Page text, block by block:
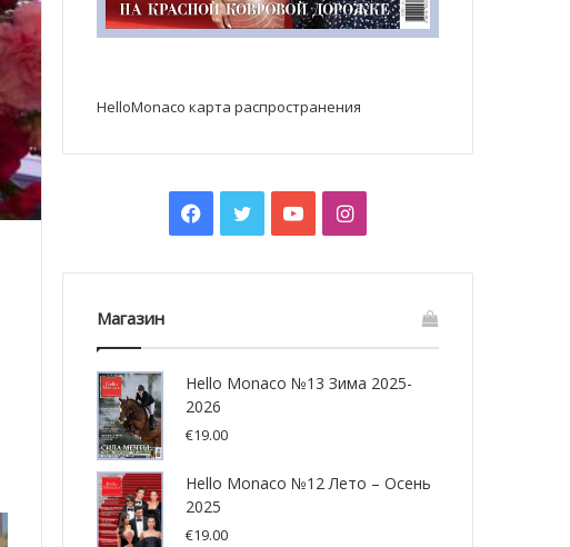
HelloMonaco карта распространения
Facebook
TwitterYouTubeInstagram
Магазин
Hello Monaco №13 Зима 2025-
2026
€19.00
Hello Monaco №12 Лето – Осень
2025
€19.00